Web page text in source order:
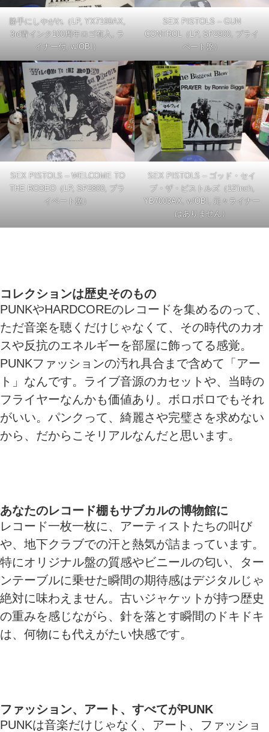
勝手にしやがれ（LP, YX7199AX,
3rd青インク100周年ロゴ有入, ラ
イナー付, w/OBI）
SEX PISTOLS – GUN
CONTROL（LP, SP2900, プライ
ベート盤）
SEX PISTOLS – WELCOME TO
THE RODEO（LP, SP2800, プラ
イベート盤）
SEX PISTOLS – ゴッド・セイ
ブ・ザ・ピストルズ（12’inch,
YB7003AX, w/OBI, 元々ライナー
はありません）
コレクションは歴史そのもの
PUNKやHARDCOREのレコードを集めるのって、
ただ音楽を聴くだけじゃなくて、その時代のカオ
スや反抗のエネルギーを部屋に飾ってる感覚。
PUNKファッションの汚れ具合まで含めて「アー
ト」なんです。ライブ音源のカセットや、当時の
フライヤーなんかも価値あり。ボロボロでもそれ
がいい。パンクって、綺麗さや完璧さを求めない
から、だからこそリアルなんだと思います。
あなたのレコード棚もサブカルの博物館に
レコード一枚一枚に、アーティストたちの叫び
や、地下クラブでの汗と熱気が詰まっています。
特にオリジナル盤の質感やビニールの匂い、ター
ンテーブルに乗せた瞬間の期待感はデジタルじゃ
絶対に味わえません。古いジャケットが持つ歴史
の重みを感じながら、針を落とす瞬間のドキドキ
は、何物にも代えがたい快感です。
ファッション、アート、すべてがPUNK
PUNKは音楽だけじゃなく、アート、ファッショ